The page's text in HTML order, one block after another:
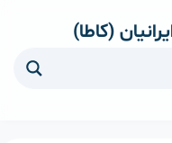
(کاطا)